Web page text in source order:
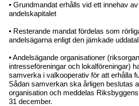
• Grundmandat erhålls vid ett innehav
andelskapitalet
• Resterande mandat fördelas som
andelsägarna enligt den jämkade
• Andelsägande organisationer
intresseföreningar och lokalföreningar)
samverka i valkooperativ för att erhålla
Sådan samverkan ska årligen beslutas
organisation och meddelas
31 december.